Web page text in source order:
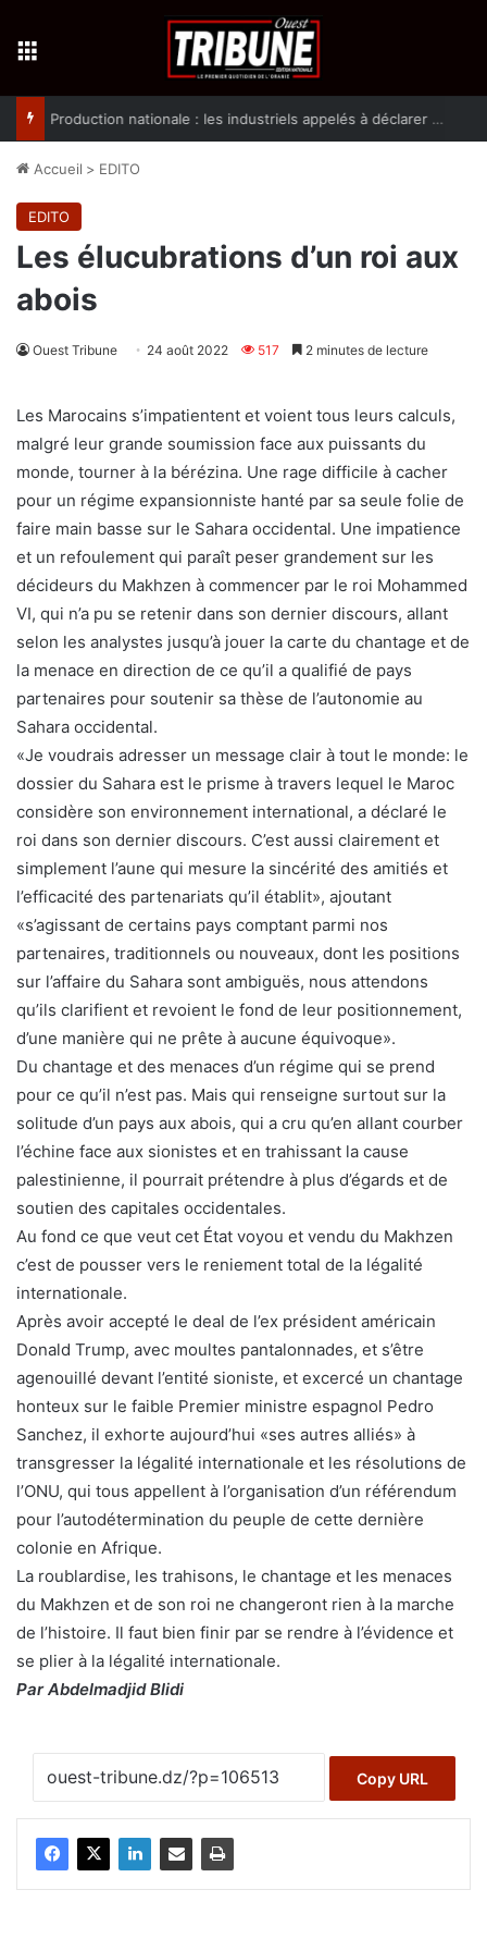
Production nationale : les industriels appelés à déclarer leurs activités avant le 31 août 2026
Accueil > EDITO
EDITO
Les élucubrations d’un roi aux
abois
Ouest Tribune 24 août 2022 517 2 minutes de lecture
Les Marocains s’impatientent et voient tous leurs calculs,
malgré leur grande soumission face aux puissants du
monde, tourner à la bérézina. Une rage difficile à cacher
pour un régime expansionniste hanté par sa seule folie de
faire main basse sur le Sahara occidental. Une impatience
et un refoulement qui paraît peser grandement sur les
décideurs du Makhzen à commencer par le roi Mohammed
VI, qui n’a pu se retenir dans son dernier discours, allant
selon les analystes jusqu’à jouer la carte du chantage et de
la menace en direction de ce qu’il a qualifié de pays
partenaires pour soutenir sa thèse de l’autonomie au
Sahara occidental.
«Je voudrais adresser un message clair à tout le monde: le
dossier du Sahara est le prisme à travers lequel le Maroc
considère son environnement international, a déclaré le
roi dans son dernier discours. C’est aussi clairement et
simplement l’aune qui mesure la sincérité des amitiés et
l’efficacité des partenariats qu’il établit», ajoutant
«s’agissant de certains pays comptant parmi nos
partenaires, traditionnels ou nouveaux, dont les positions
sur l’affaire du Sahara sont ambiguës, nous attendons
qu’ils clarifient et revoient le fond de leur positionnement,
d’une manière qui ne prête à aucune équivoque».
Du chantage et des menaces d’un régime qui se prend
pour ce qu’il n’est pas. Mais qui renseigne surtout sur la
solitude d’un pays aux abois, qui a cru qu’en allant courber
l’échine face aux sionistes et en trahissant la cause
palestinienne, il pourrait prétendre à plus d’égards et de
soutien des capitales occidentales.
Au fond ce que veut cet État voyou et vendu du Makhzen
c’est de pousser vers le reniement total de la légalité
internationale.
Après avoir accepté le deal de l’ex président américain
Donald Trump, avec moultes pantalonnades, et s’être
agenouillé devant l’entité sioniste, et excercé un chantage
honteux sur le faible Premier ministre espagnol Pedro
Sanchez, il exhorte aujourd’hui «ses autres alliés» à
transgresser la légalité internationale et les résolutions de
l’ONU, qui tous appellent à l’organisation d’un référendum
pour l’autodétermination du peuple de cette dernière
colonie en Afrique.
La roublardise, les trahisons, le chantage et les menaces
du Makhzen et de son roi ne changeront rien à la marche
de l’histoire. Il faut bien finir par se rendre à l’évidence et
se plier à la légalité internationale.
Par Abdelmadjid Blidi
Copy URL